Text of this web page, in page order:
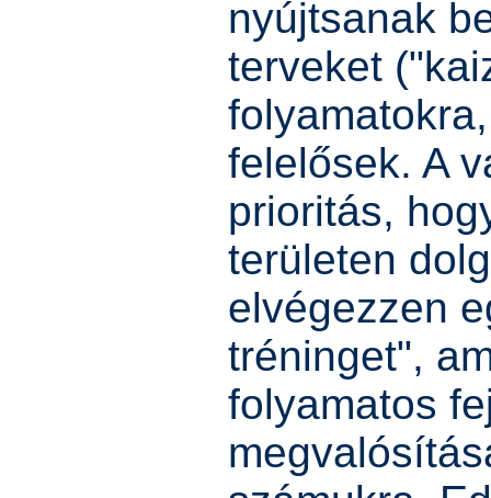
nyújtsanak
terveket
felelősek. A
prioritás,
területen
elvégezzen
tréninget",
folyamatos